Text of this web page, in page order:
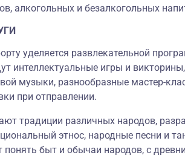
алкогольных и безалкогольных
уделяется развлекательной
интеллектуальные игры и
музыки, разнообразные мастер-
при отправлении.
традиции различных народов,
этнос, народные песни и
понять быт и обычаи народов, с